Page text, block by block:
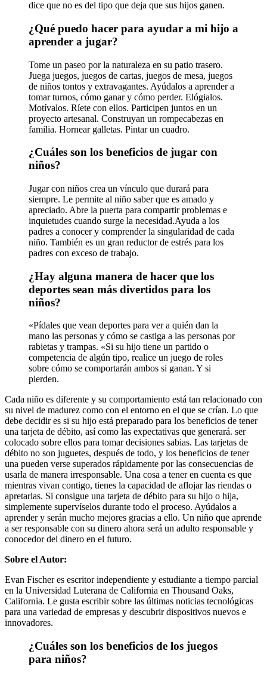
dice que no es del tipo que deja que sus hijos ganen.
¿Qué puedo hacer para ayudar a mi hijo a
aprender a jugar?
Tome un paseo por la naturaleza en su patio trasero.
Juega juegos, juegos de cartas, juegos de mesa, juegos
de niños tontos y extravagantes. Ayúdalos a aprender a
tomar turnos, cómo ganar y cómo perder. Elógialos.
Motívalos. Ríete con ellos. Participen juntos en un
proyecto artesanal. Construyan un rompecabezas en
familia. Hornear galletas. Pintar un cuadro.
¿Cuáles son los beneficios de jugar con
niños?
Jugar con niños crea un vínculo que durará para
siempre. Le permite al niño saber que es amado y
apreciado. Abre la puerta para compartir problemas e
inquietudes cuando surge la necesidad.Ayuda a los
padres a conocer y comprender la singularidad de cada
niño. También es un gran reductor de estrés para los
padres con exceso de trabajo.
¿Hay alguna manera de hacer que los
deportes sean más divertidos para los
niños?
«Pídales que vean deportes para ver a quién dan la
mano las personas y cómo se castiga a las personas por
rabietas y trampas. «Si su hijo tiene un partido o
competencia de algún tipo, realice un juego de roles
sobre cómo se comportarán ambos si ganan. Y si
pierden.
Cada niño es diferente y su comportamiento está tan relacionado con
su nivel de madurez como con el entorno en el que se crían. Lo que
debe decidir es si su hijo está preparado para los beneficios de tener
una tarjeta de débito, así como las expectativas que generará. ser
colocado sobre ellos para tomar decisiones sabias. Las tarjetas de
débito no son juguetes, después de todo, y los beneficios de tener
una pueden verse superados rápidamente por las consecuencias de
usarla de manera irresponsable. Una cosa a tener en cuenta es que
mientras vivan contigo, tienes la capacidad de aflojar las riendas o
apretarlas. Si consigue una tarjeta de débito para su hijo o hija,
simplemente supervíselos durante todo el proceso. Ayúdalos a
aprender y serán mucho mejores gracias a ello. Un niño que aprende
a ser responsable con su dinero ahora será un adulto responsable y
conocedor del dinero en el futuro.
Sobre el Autor:
Evan Fischer es escritor independiente y estudiante a tiempo parcial
en la Universidad Luterana de California en Thousand Oaks,
California. Le gusta escribir sobre las últimas noticias tecnológicas
para una variedad de empresas y descubrir dispositivos nuevos e
innovadores.
¿Cuáles son los beneficios de los juegos
para niños?